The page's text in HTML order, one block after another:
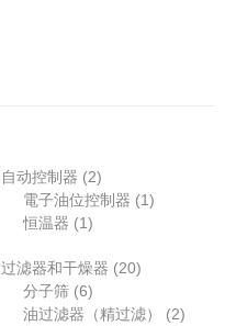
自动控制器 22
个
電子油位控制器 1 1
恒温器 1 1
产
品
过滤器和干燥器 202
个
分子筛 66
个
油过滤器（精过滤） 22